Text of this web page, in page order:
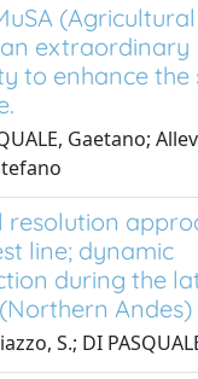
an extraordinary
to enhance the
Gaetano;
resolution
line; dynamic
during the
Andes)
S.; DI